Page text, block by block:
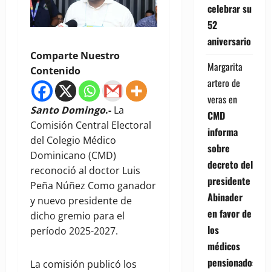
Comparte Nuestro
Contenido
Santo Domingo.- La
Comisión Central Electoral
del Colegio Médico
Dominicano (CMD)
reconoció al doctor Luis
Peña Núñez Como ganador
y nuevo presidente de
dicho gremio para el
período 2025-2027.
La comisión publicó los
celebrar su
52
aniversario
Margarita
artero de
verasen
CMD
informa
sobre
decreto del
presidente
Abinader
en favor de
los
médicos
pensionados